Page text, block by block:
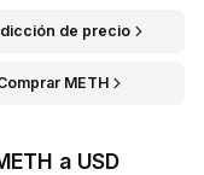
de precio
METH
a USD